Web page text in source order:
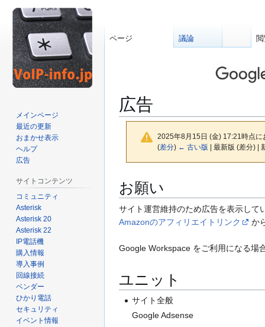
広告
2025年8月15日 (金) 17:21時点に
(差分) ← 古い版 | 最新版 (差分) |
ビ
ゲ
ー
ョ
移
索
に
移
お願い
サイト運営維持のため広告を表示して
Amazonのアフィリエイトリンク
か
Google Workspace をご利用になる場
ユニット
サイト全般
Google Adsense
ページ 議論
メインページ
最近の更新
おまかせ表示
ヘルプ
広告
サイトコンテンツ
コミュニティ
Asterisk
Asterisk 20
Asterisk 22
IP電話機
購入情報
導入事例
回線接続
ベンダー
ひかり電話
セキュリティ
イベント情報